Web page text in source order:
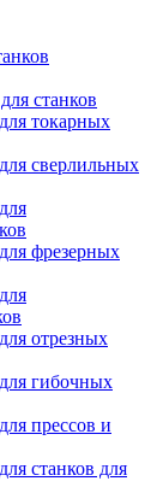
станков
токарных
сверлильных
фрезерных
отрезных
гибочных
прессов и
станков для